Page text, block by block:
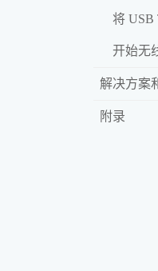
将 USB
开始无
解决方案
附录